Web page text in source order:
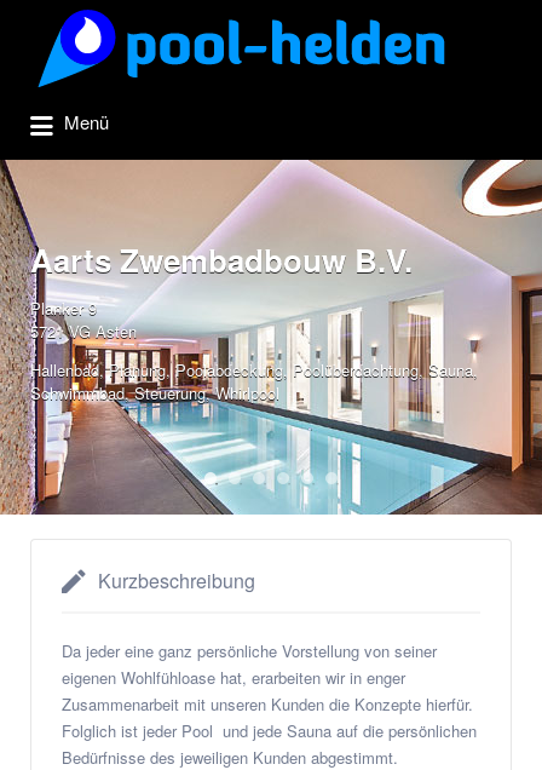
Suchen
nach:
Menü
Aarts Zwembadbouw B.V.
Planker 9
5721 VG Asten
Hallenbad,Planung,Poolabdeckung, Poolüberdachtung,Sauna,
Schwimmbad,Steuerung,Whirlpool
Kurzbeschreibung
Da jeder eine ganz persönliche Vorstellung von seiner
eigenen Wohlfühloase hat, erarbeiten wir in enger
Zusammenarbeit mit unseren Kunden die Konzepte hierfür.
Folglich ist jeder Pool und jede Sauna auf die persönlichen
Bedürfnisse des jeweiligen Kunden abgestimmt.